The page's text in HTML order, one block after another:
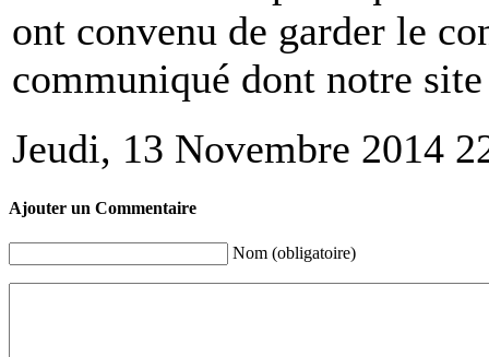
ont convenu de garder le
communiqué dont notre
Jeudi, 13 Novembre 2014
Ajouter un Commentaire
Nom (obligatoire)